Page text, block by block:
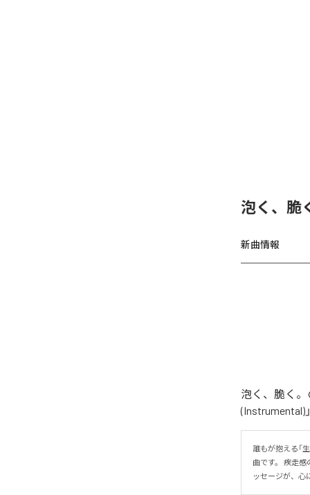
泡く、脆
新曲情報
泡く、脆く。
(Instrumental)
誰もが抱える「
曲です。 疾走感
ッセージが、心